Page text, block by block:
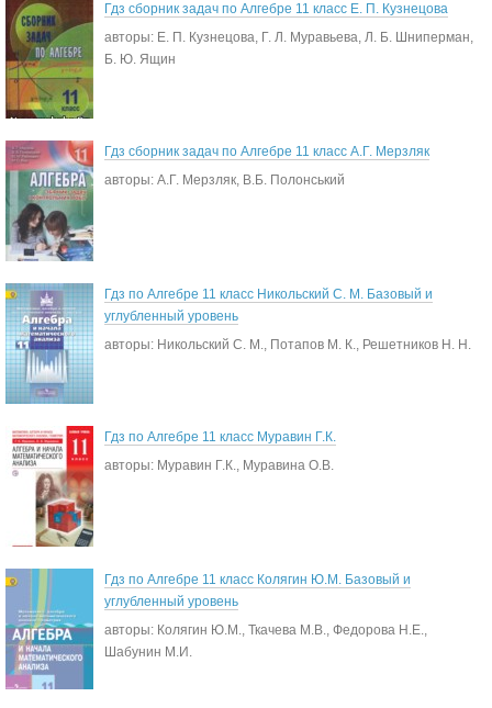
Гдз сборник задач по Алгебре 11 класс Е. П. Кузнецова
авторы: Е. П. Кузнецова, Г. Л. Муравьева, Л. Б. Шниперман,
Б. Ю. Ящин
Гдз сборник задач по Алгебре 11 класс А.Г. Мерзляк
авторы: А.Г. Мерзляк, В.Б. Полонський
Гдз по Алгебре 11 класс Никольский С. М. Базовый и
углубленный уровень
авторы: Никольский С. М., Потапов М. К., Решетников Н. Н.
Гдз по Алгебре 11 класс Муравин Г.К.
авторы: Муравин Г.К., Муравина О.В.
Гдз по Алгебре 11 класс Колягин Ю.М. Базовый и
углубленный уровень
авторы: Колягин Ю.М., Ткачева М.В., Федорова Н.Е.,
Шабунин М.И.